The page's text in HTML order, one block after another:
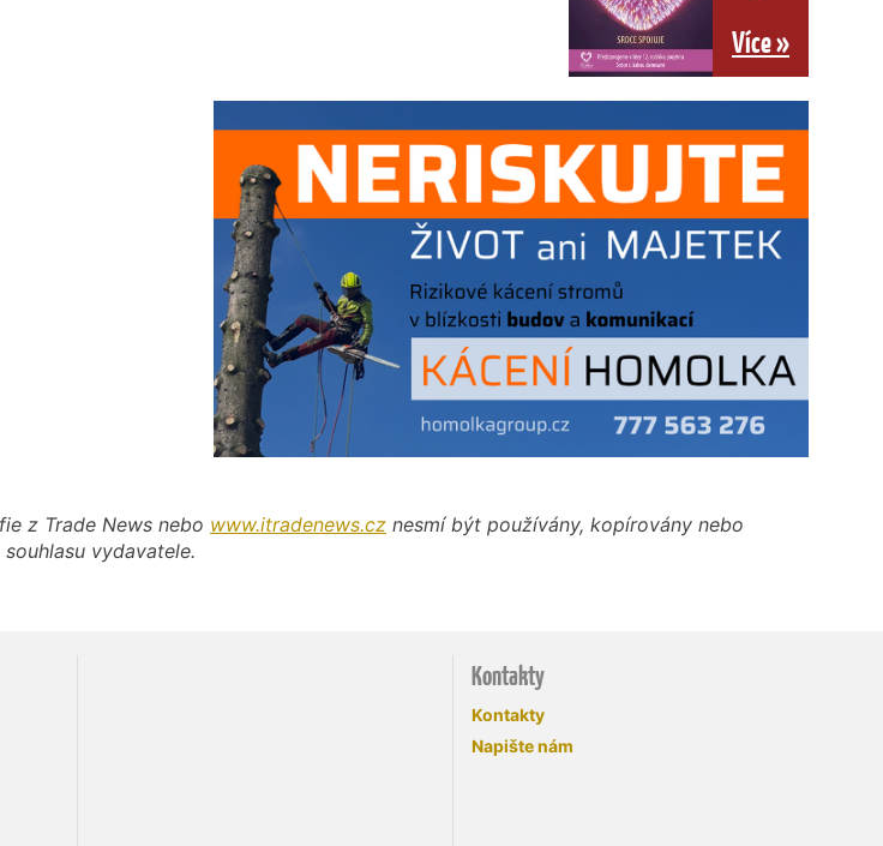
Více »
z Trade News nebo www.itradenews.cz nesmí být používány, kopírovány nebo
vydavatele.
Kontakty
Kontakty
Napište nám